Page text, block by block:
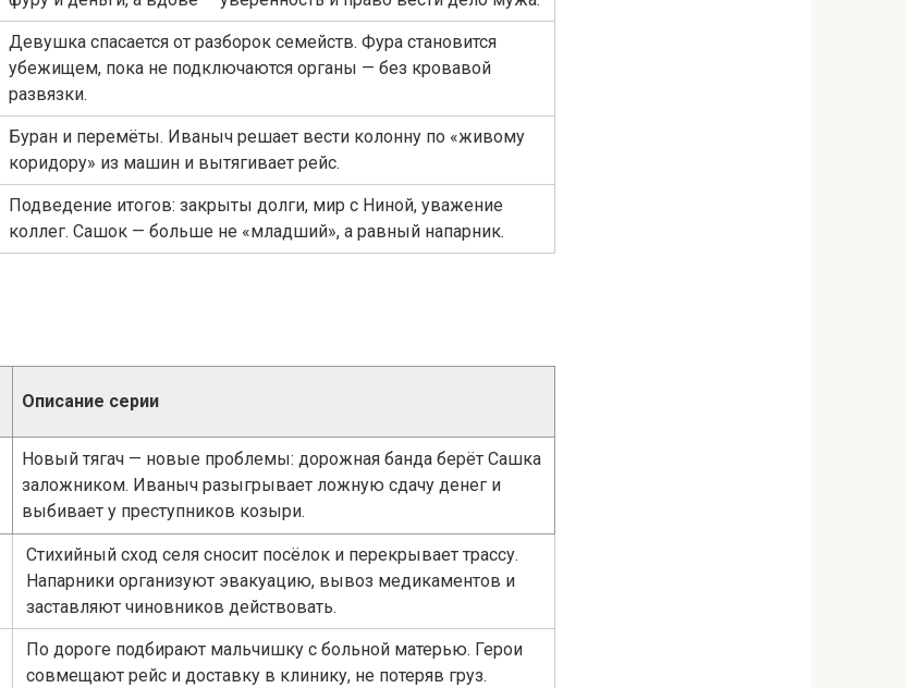
Девушка спасается от разборок семейств. Фура становится
убежищем, пока не подключаются органы — без кровавой
развязки.
Буран и перемёты. Иваныч решает вести колонну по «живому
коридору» из машин и вытягивает рейс.
Подведение итогов: закрыты долги, мир с Ниной, уважение
коллег. Сашок — больше не «младший», а равный напарник.
Описание серии
Новый тягач — новые проблемы: дорожная банда берёт Сашка
заложником. Иваныч разыгрывает ложную сдачу денег и
выбивает у преступников козыри.
Стихийный сход селя сносит посёлок и перекрывает трассу.
Напарники организуют эвакуацию, вывоз медикаментов и
заставляют чиновников действовать.
По дороге подбирают мальчишку с больной матерью. Герои
совмещают рейс и доставку в клинику, не потеряв груз.